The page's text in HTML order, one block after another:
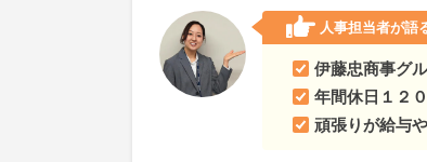
人事担当者が語
伊藤忠商事グ
年間休日１２
頑張りが給与